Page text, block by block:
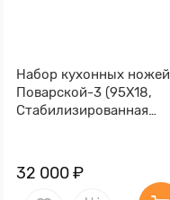
Набор кухонных ножей
Поварской-3 (95Х18,
Стабилизированная
32 000 ₽